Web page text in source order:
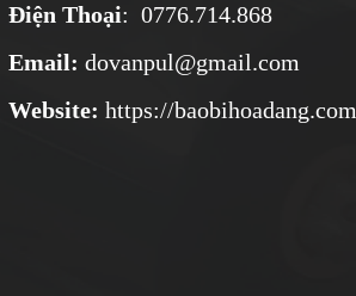
Điện Thoại: 0776.714.868
Email: dovanpul@gmail.com
Website: https://baobihoadang.com